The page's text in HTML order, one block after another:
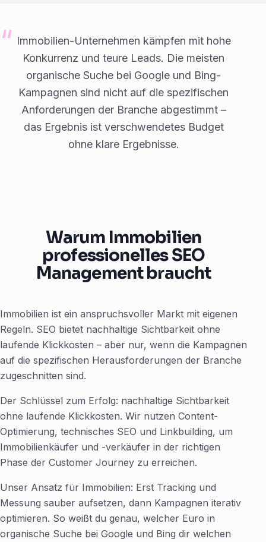
Immobilien-Unternehmen kämpfen mit hohe
Konkurrenz und teure Leads. Die meisten
organische Suche bei Google und Bing-
Kampagnen sind nicht auf die spezifischen
Anforderungen der Branche abgestimmt –
das Ergebnis ist verschwendetes Budget
ohne klare Ergebnisse.
Warum Immobilien
professionelles SEO
Management braucht
Immobilien ist ein anspruchsvoller Markt mit eigenen
Regeln. SEO bietet nachhaltige Sichtbarkeit ohne
laufende Klickkosten – aber nur, wenn die Kampagnen
auf die spezifischen Herausforderungen der Branche
zugeschnitten sind.
Der Schlüssel zum Erfolg: nachhaltige Sichtbarkeit
ohne laufende Klickkosten. Wir nutzen Content-
Optimierung, technisches SEO und Linkbuilding, um
Immobilienkäufer und -verkäufer in der richtigen
Phase der Customer Journey zu erreichen.
Unser Ansatz für Immobilien: Erst Tracking und
Messung sauber aufsetzen, dann Kampagnen iterativ
optimieren. So weißt du genau, welcher Euro in
organische Suche bei Google und Bing dir welchen